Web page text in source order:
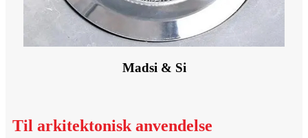
Madsi & Si
Til arkitektonisk anvendelse